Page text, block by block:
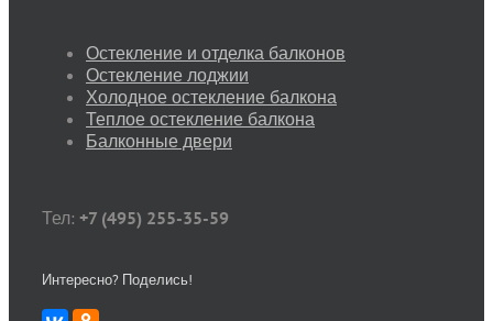
Остекление и отделка балконов
Остекление лоджии
Холодное остекление балкона
Теплое остекление балкона
Балконные двери
Тел: +7 (495) 255-35-59
Интересно? Поделись!